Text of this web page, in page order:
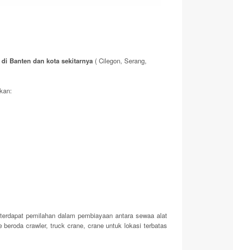
Banten dan kota sekitarnya ( Cilegon, Serang,
pemilahan dalam pembiayaan antara sewaa alat
crawler, truck crane, crane untuk lokasi terbatas